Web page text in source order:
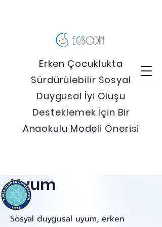
Erken Çocuklukta
Sürdürülebilir Sosyal
Duygusal İyi Oluşu
Desteklemek İçin Bir
Anaokulu Modeli Önerisi
Uyum
Sosyal duygusal uyum, erken